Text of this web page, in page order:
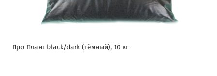
Про Плант black/dark (тёмный), 10 кг